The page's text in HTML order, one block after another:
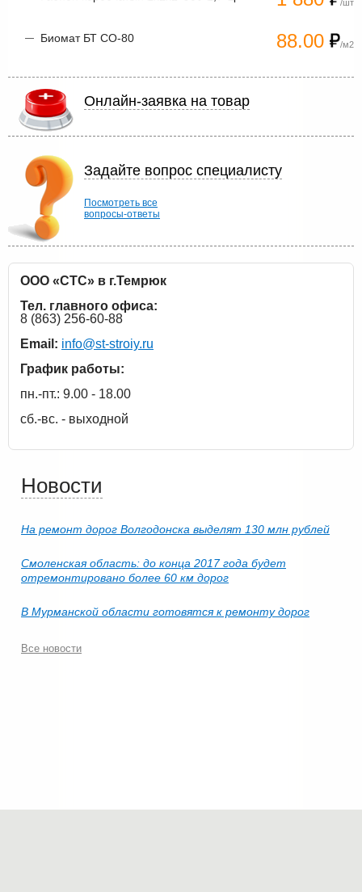
/шт
88.00 /м2
Биомат БТ СО-80
Онлайн-заявка на товар
Задайте вопрос специалисту
Посмотреть все
вопросы-ответы
ООО «СТС» в г.Темрюк
Тел. главного офиса:
8 (863) 256-60-88
Email: info@st-stroiy.ru
График работы:
пн.-пт.: 9.00 - 18.00
сб.-вс. - выходной
Новости
На ремонт дорог Волгодонска выделят 130 млн рублей
Смоленская область: до конца 2017 года будет
отремонтировано более 60 км дорог
В Мурманской области готовятся к ремонту дорог
Все новости